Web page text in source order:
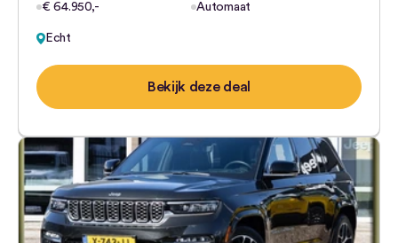
€ 64.950,-
Automaat
Echt
Bekijk deze deal